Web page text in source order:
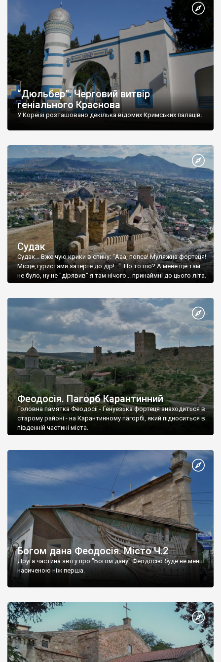
“Дюльбер”. Черговий витвір
геніального Краснова
У Кореїзі розташовано декілька відомих Кримських палаців.
Судак
Судак... Вже чую крики в спину: "Ааа, попса! Муляжна фортеця!
Місце,туристами затерте до дір!..." Но то шо? А мене ще там
не було, ну не "дірявив" я там нічого... принаймні до цього літа.
Феодосія. Пагорб Карантинний
Головна памятка Феодосії - Генуезька фортеця знаходиться в
старому районі - на Карантинному пагорбі, який підноситься в
південній частині міста.
Богом дана Феодосія. Місто Ч.2
Друга частина звіту про "Богом дану" Феодосію буде не менш
насиченою ніж перша.